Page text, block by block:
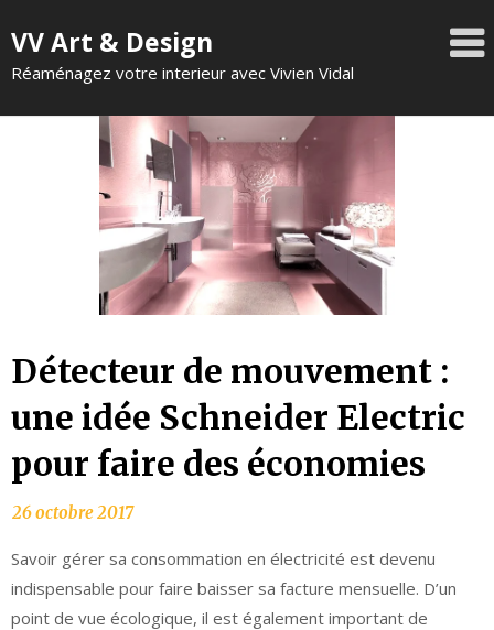
VV Art & Design
Réaménagez votre interieur avec Vivien Vidal
Détecteur de mouvement :
une idée Schneider Electric
pour faire des économies
Savoir gérer sa consommation en électricité est devenu
indispensable pour faire baisser sa facture mensuelle. D’un
point de vue écologique, il est également important de